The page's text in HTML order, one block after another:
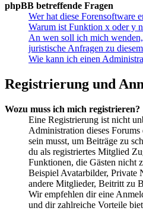
phpBB betreffende Fragen
Wer hat diese Forensoftware
Warum ist Funktion x oder y
An wen soll ich mich
juristische Anfragen zu
Wie kann ich einen
Registrierung und
Wozu muss ich mich registrieren?
Eine Registrierung ist nicht
Administration dieses
sein musst, um Beiträge zu
du als registriertes Mitglied
Funktionen, die Gästen nicht
Beispiel Avatarbilder, Private
andere Mitglieder, Beitritt zu
Wir empfehlen dir eine
und dir zahlreiche Vorteile